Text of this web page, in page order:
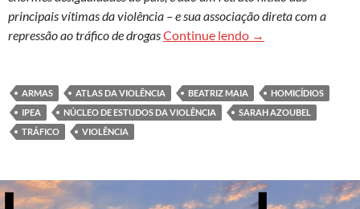
principais vítimas da violência – e sua associação direta com a
repressão ao tráfico de drogasContinue lendo A violência no
→
ARMAS ATLAS DA VIOLÊNCIA BEATRIZ MAIA
HOMICÍDIOS
IPEA
NÚCLEO DE ESTUDOS DA VIOLÊNCIA
SARAH AZOUBEL
TRÁFICO
VIOLÊNCIA